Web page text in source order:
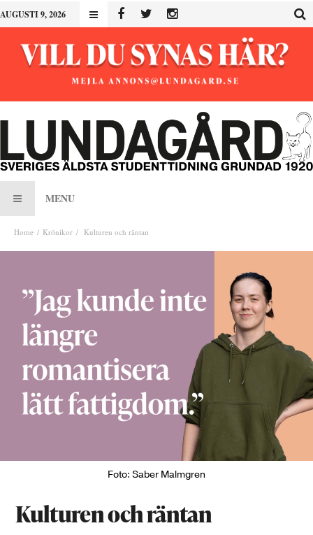
AUGUSTI 9, 2026
MENU
Home Krönikor Kulturen och räntan
Foto: Saber Malmgren
Kulturen och räntan